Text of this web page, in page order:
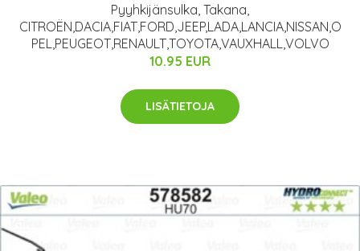
Pyyhkijänsulka, Takana,
CITROËN,DACIA,FIAT,FORD,JEEP,LADA,LANCIA,NISSAN,O
PEL,PEUGEOT,RENAULT,TOYOTA,VAUXHALL,VOLVO
10.95 EUR
LISÄTIETOJA